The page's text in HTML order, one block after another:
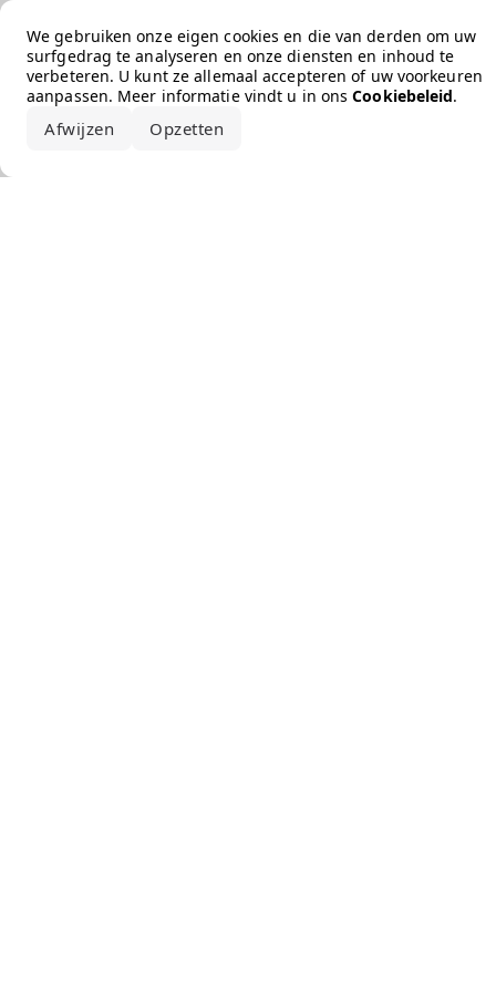
We gebruiken onze eigen cookies en die van derden om uw
surfgedrag te analyseren en onze diensten en inhoud te
verbeteren. U kunt ze allemaal accepteren of uw voorkeuren
aanpassen. Meer informatie vindt u in onsCookiebeleid.
Afwijzen Opzetten
Error loading the brand